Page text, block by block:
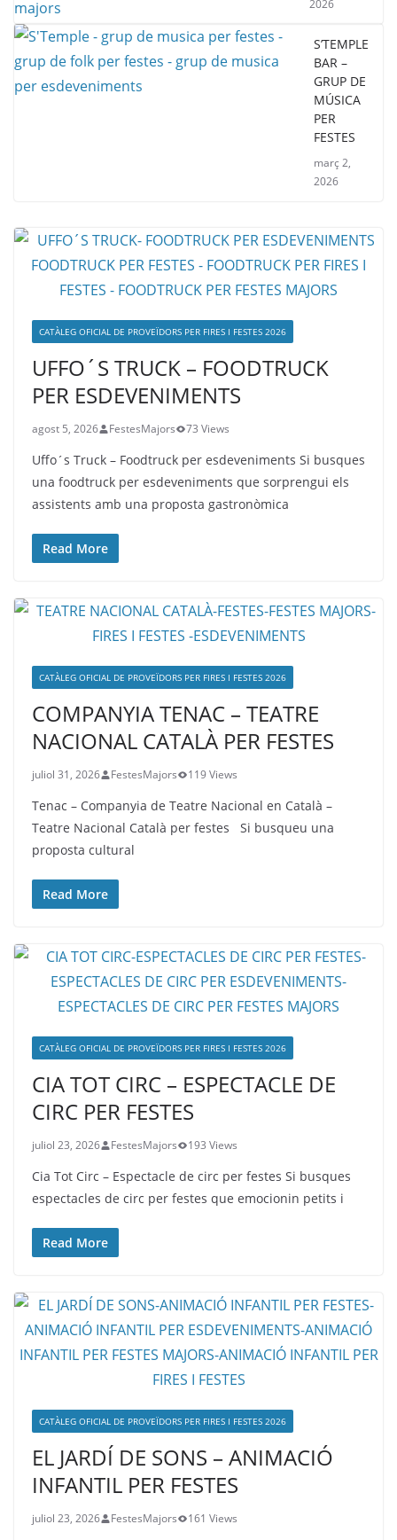
2026
S’TEMPLE
BAR –
GRUP DE
MÚSICA
PER
FESTES
març 2,
2026
CATÀLEG OFICIAL DE PROVEÏDORS PER FIRES I FESTES 2026
UFFO´S TRUCK – FOODTRUCK
PER ESDEVENIMENTS
agost 5, 2026 FestesMajors 73 Views
Uffo´s Truck – Foodtruck per esdeveniments Si busques
una foodtruck per esdeveniments que sorprengui els
assistents amb una proposta gastronòmica
Read More
CATÀLEG OFICIAL DE PROVEÏDORS PER FIRES I FESTES 2026
COMPANYIA TENAC – TEATRE
NACIONAL CATALÀ PER FESTES
juliol 31, 2026 FestesMajors 119 Views
Tenac – Companyia de Teatre Nacional en Català –
Teatre Nacional Català per festes Si busqueu una
proposta cultural
Read More
CATÀLEG OFICIAL DE PROVEÏDORS PER FIRES I FESTES 2026
CIA TOT CIRC – ESPECTACLE DE
CIRC PER FESTES
juliol 23, 2026 FestesMajors 193 Views
Cia Tot Circ – Espectacle de circ per festes Si busques
espectacles de circ per festes que emocionin petits i
Read More
CATÀLEG OFICIAL DE PROVEÏDORS PER FIRES I FESTES 2026
EL JARDÍ DE SONS – ANIMACIÓ
INFANTIL PER FESTES
juliol 23, 2026 FestesMajors 161 Views